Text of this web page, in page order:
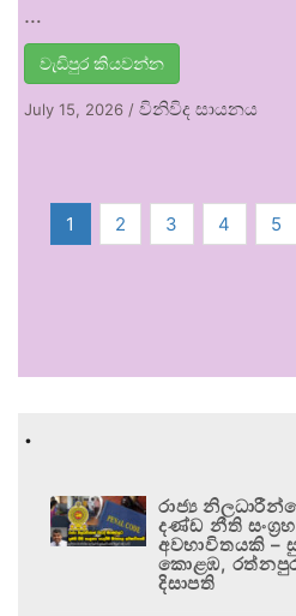
…
වැඩිපුර කියවන්න
July 15, 2026 / විනිවිද සායනය
1 2 3 4 5
.
රාජ්‍ය
දණ්ඩ නීති
අවභාවිතයකි
කොළඹ,
දිසාපති